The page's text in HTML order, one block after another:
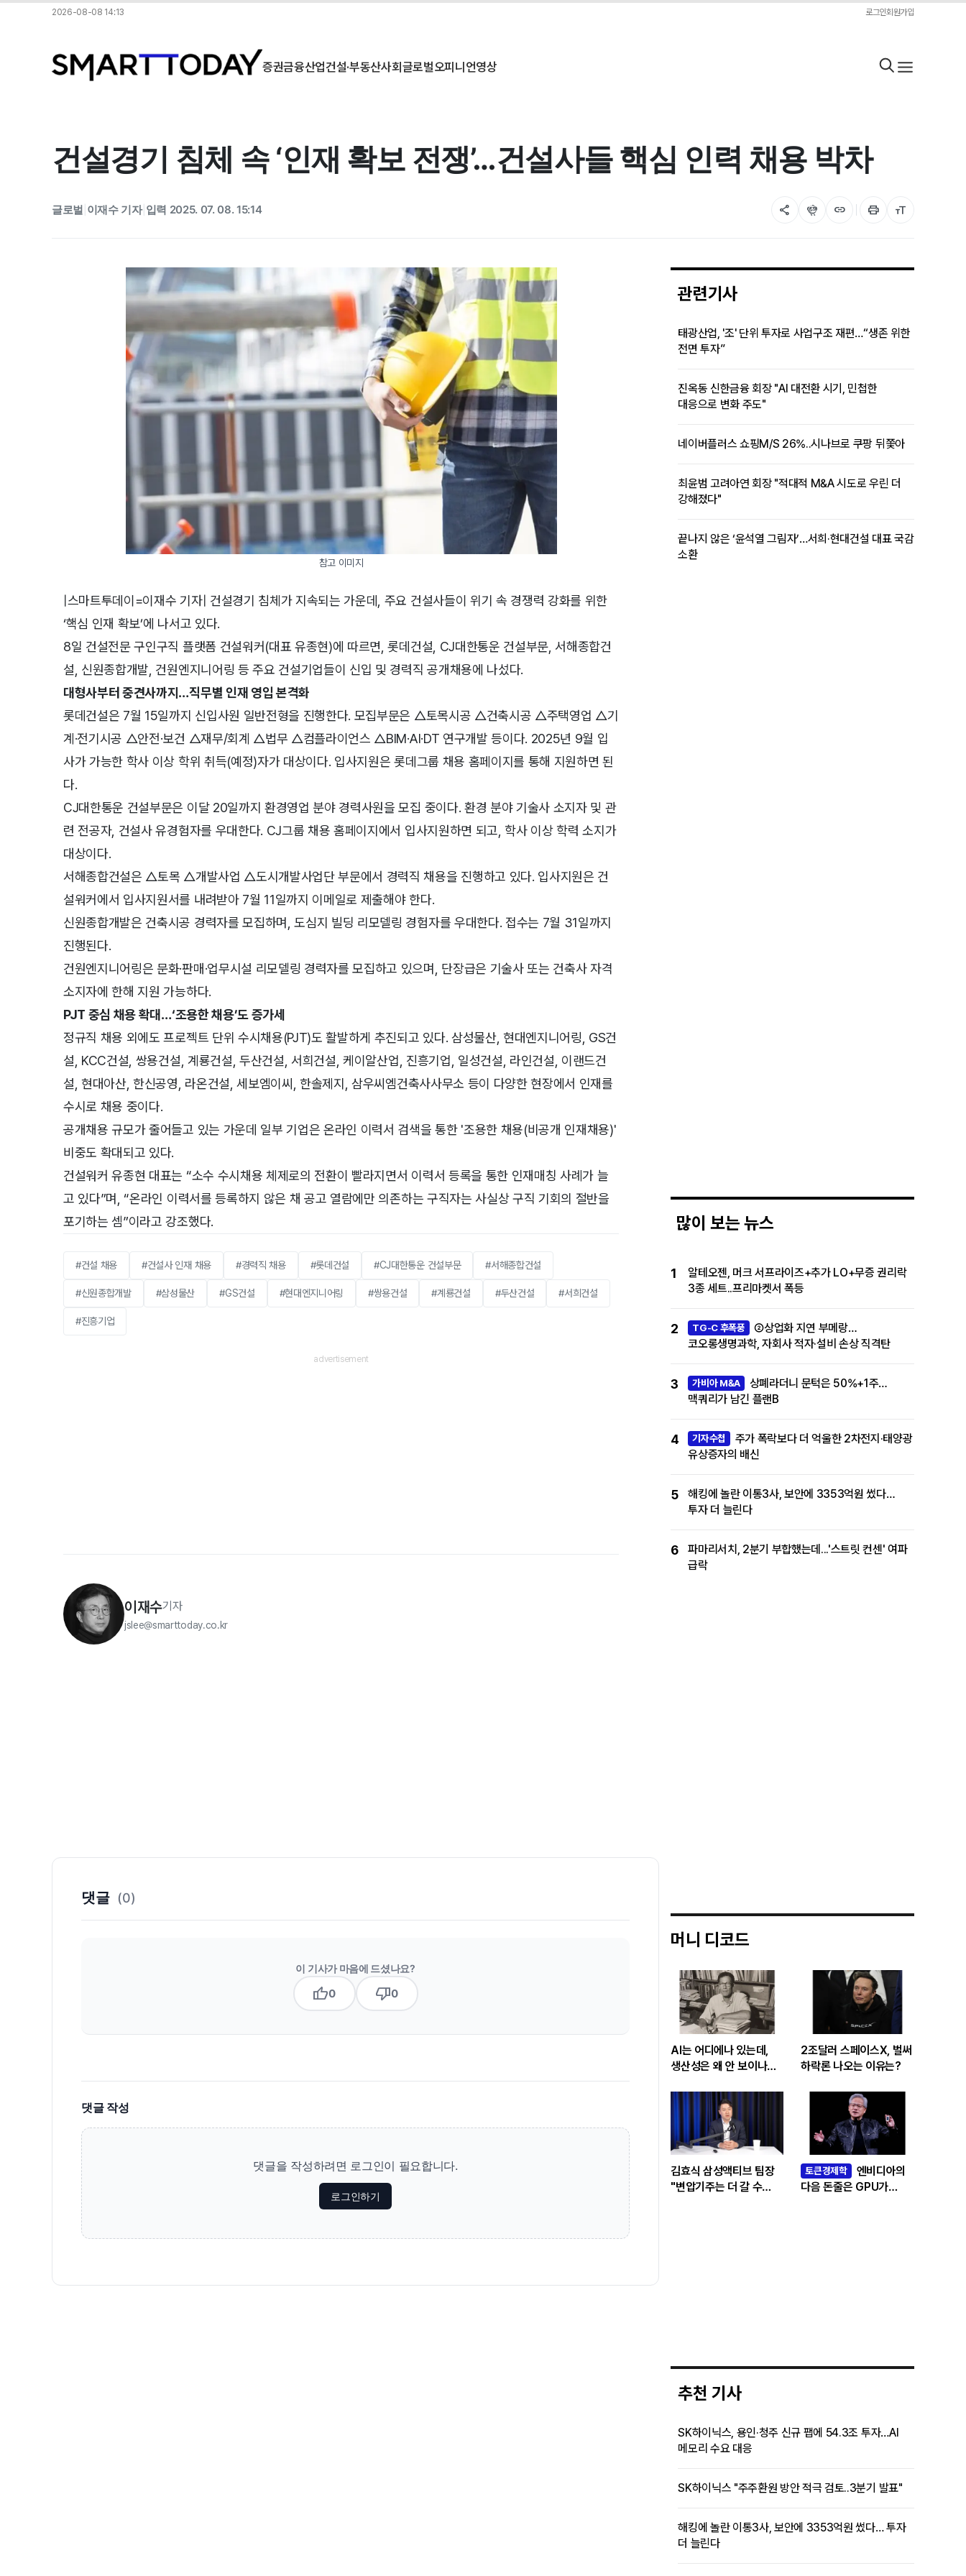
2026-08-08 14:13 로그인회원가입
증권금융산업건설·부동산사회글로벌오피니언영상
건설경기 침체 속 ‘인재 확보 전쟁’…건설사들 핵심 인력 채용 박차
글로벌 이재수 기자| 입력 2025. 07. 08. 15:14 share flutter_dash link print format_size
참고 이미지
|스마트투데이=이재수 기자| 건설경기 침체가 지속되는 가운데, 주요 건설사들이 위기 속 경쟁력 강화를 위한
‘핵심 인재 확보’에 나서고 있다.
8일 건설전문 구인구직 플랫폼 건설워커(대표 유종현)에 따르면, 롯데건설, CJ대한통운 건설부문, 서해종합건
설, 신원종합개발, 건원엔지니어링 등 주요 건설기업들이 신입 및 경력직 공개채용에 나섰다.
대형사부터 중견사까지…직무별 인재 영입 본격화
롯데건설은 7월 15일까지 신입사원 일반전형을 진행한다. 모집부문은 △토목시공 △건축시공 △주택영업 △기
계·전기시공 △안전·보건 △재무/회계 △법무 △컴플라이언스 △BIM·AI·DT 연구개발 등이다. 2025년 9월 입
사가 가능한 학사 이상 학위 취득(예정)자가 대상이다. 입사지원은 롯데그룹 채용 홈페이지를 통해 지원하면 된
다.
CJ대한통운 건설부문은 이달 20일까지 환경영업 분야 경력사원을 모집 중이다. 환경 분야 기술사 소지자 및 관
련 전공자, 건설사 유경험자를 우대한다. CJ그룹 채용 홈페이지에서 입사지원하면 되고, 학사 이상 학력 소지가
대상이다.
서해종합건설은 △토목 △개발사업 △도시개발사업단 부문에서 경력직 채용을 진행하고 있다. 입사지원은 건
설워커에서 입사지원서를 내려받아 7월 11일까지 이메일로 제출해야 한다.
신원종합개발은 건축시공 경력자를 모집하며, 도심지 빌딩 리모델링 경험자를 우대한다. 접수는 7월 31일까지
진행된다.
건원엔지니어링은 문화·판매·업무시설 리모델링 경력자를 모집하고 있으며, 단장급은 기술사 또는 건축사 자격
소지자에 한해 지원 가능하다.
PJT 중심 채용 확대…‘조용한 채용’도 증가세
정규직 채용 외에도 프로젝트 단위 수시채용(PJT)도 활발하게 추진되고 있다. 삼성물산, 현대엔지니어링, GS건
설, KCC건설, 쌍용건설, 계룡건설, 두산건설, 서희건설, 케이알산업, 진흥기업, 일성건설, 라인건설, 이랜드건
설, 현대아산, 한신공영, 라온건설, 세보엠이씨, 한솔제지, 삼우씨엠건축사사무소 등이 다양한 현장에서 인재를
수시로 채용 중이다.
공개채용 규모가 줄어들고 있는 가운데 일부 기업은 온라인 이력서 검색을 통한 '조용한 채용(비공개 인재채용)'
비중도 확대되고 있다.
건설워커 유종현 대표는 “소수 수시채용 체제로의 전환이 빨라지면서 이력서 등록을 통한 인재매칭 사례가 늘
고 있다”며, “온라인 이력서를 등록하지 않은 채 공고 열람에만 의존하는 구직자는 사실상 구직 기회의 절반을
포기하는 셈”이라고 강조했다.
#건설 채용 #건설사 인재 채용 #경력직 채용 #롯데건설 #CJ대한통운 건설부문 #서해종합건설
#신원종합개발 #삼성물산 #GS건설 #현대엔지니어링 #쌍용건설 #계룡건설 #두산건설 #서희건설
#진흥기업
이재수기자
jslee@smarttoday.co.kr
관련기사
태광산업, '조' 단위 투자로 사업구조 재편…“생존 위한
전면 투자”
진옥동 신한금융 회장 "AI 대전환 시기, 민첩한
대응으로 변화 주도"
네이버플러스 쇼핑M/S 26%..시나브로 쿠팡 뒤쫓아
최윤범 고려아연 회장 "적대적 M&A 시도로 우린 더
강해졌다"
끝나지 않은 ‘윤석열 그림자’…서희·현대건설 대표 국감
소환
많이 보는 뉴스
1
알테오젠, 머크 서프라이즈+추가 LO+무증 권리락
3종 세트..프리마켓서 폭등
2 TG-C 후폭풍
②상업화 지연 부메랑…
코오롱생명과학, 자회사 적자·설비 손상 직격탄
3 가비아 M&A
상폐라더니 문턱은 50%+1주…
맥쿼리가 남긴 플랜B
4 기자수첩
주가 폭락보다 더 억울한 2차전지·태양광
유상증자의 배신
5
해킹에 놀란 이통3사, 보안에 3353억원 썼다…
투자 더 늘린다
6
파마리서치, 2분기 부합했는데...'스트릿 컨센' 여파
급락
머니 디코드
AI는 어디에나 있는데,
생산성은 왜 안 보이나…
‘솔로우 패러독스’
2조달러 스페이스X, 벌써
하락론 나오는 이유는?
김효식 삼성액티브 팀장
"변압기주는 더 갈 수
토큰경제학
엔비디아의
다음 돈줄은 GPU가
댓글 (0)
이 기사가 마음에 드셨나요?
thumb_up0 thumb_down0
댓글 작성
댓글을 작성하려면 로그인이 필요합니다.
로그인하기
추천 기사
SK하이닉스, 용인·청주 신규 팹에 54.3조 투자…AI
메모리 수요 대응
SK하이닉스 "주주환원 방안 적극 검토..3분기 발표"
해킹에 놀란 이통3사, 보안에 3353억원 썼다… 투자
더 늘린다